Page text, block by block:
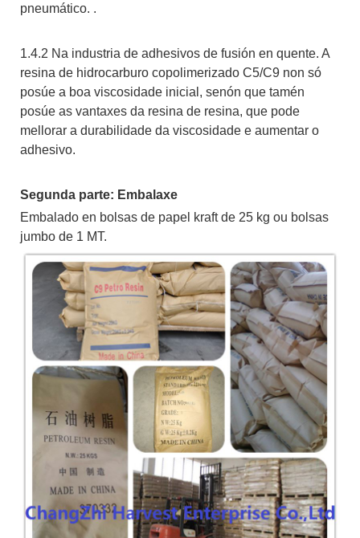
pneumático. .
1.4.2 Na industria de adhesivos de fusión en quente. A
resina de hidrocarburo copolimerizado C5/C9 non só
posúe a boa viscosidade inicial, senón que tamén
posúe as vantaxes da resina de resina, que pode
mellorar a durabilidade da viscosidade e aumentar o
adhesivo.
Segunda parte: Embalaxe
Embalado en bolsas de papel kraft de 25 kg ou bolsas
jumbo de 1 MT.